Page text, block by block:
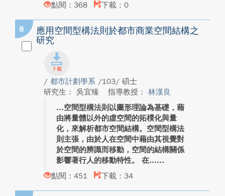
點閱：368
下載：0
8
應用空間型構法則於都市商業空間結構之
研究
/ 都市計劃學系 /103/ 碩士
研究生： 吳宜臻
指導教授： 林漢良
空間型構法則以圖形理論為基礎，藉
由將量體以外的虛空間的拓樸化與量
化，來解析都市空間結構。空間型構法
則主張，由於人在空間中藉由其視覺對
於空間的辨識而移動，空間的結構關係
影響著行人的移動特性。 在...
點閱：451
下載：34